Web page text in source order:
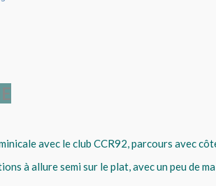
avec le club CCR92, parcours avec
à allure semi sur le plat, avec un peu de